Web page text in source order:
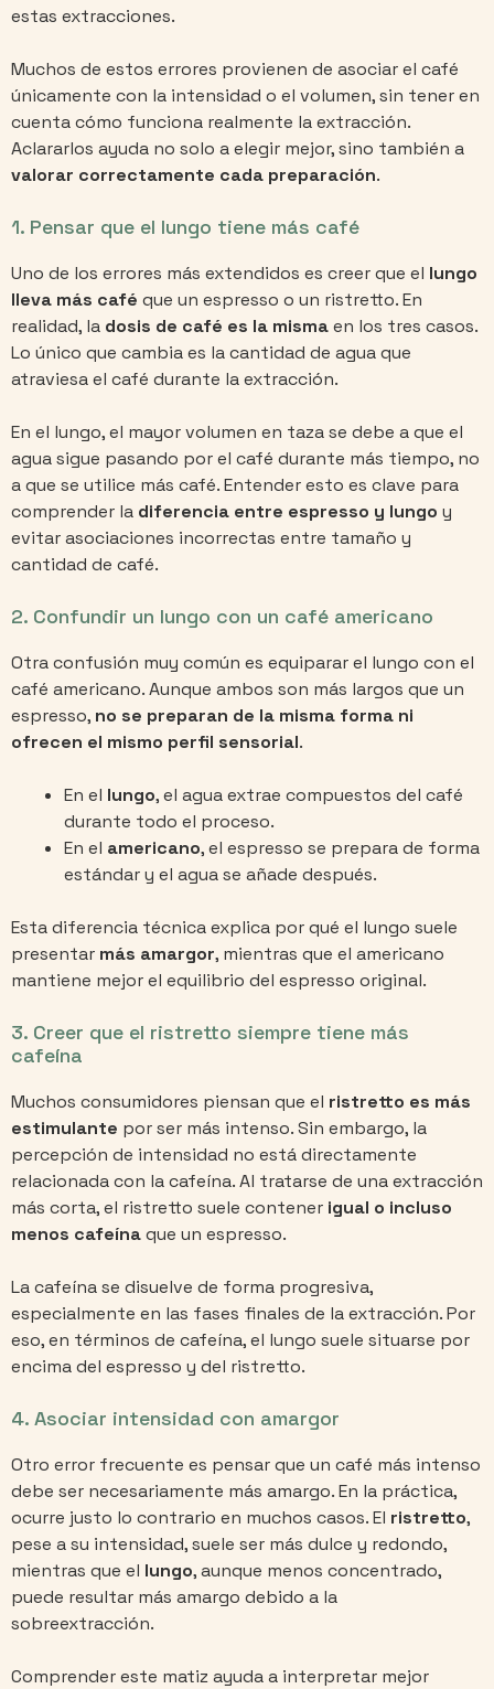
estas extracciones.
Muchos de estos errores provienen de asociar el café
únicamente con la intensidad o el volumen, sin tener en
cuenta cómo funciona realmente la extracción.
Aclararlos ayuda no solo a elegir mejor, sino también a
valorar correctamente cada preparación.
1. Pensar que el lungo tiene más café
Uno de los errores más extendidos es creer que el lungo
lleva más café que un espresso o un ristretto. En
realidad, la dosis de café es la mismaen los tres casos.
Lo único que cambia es la cantidad de agua que
atraviesa el café durante la extracción.
En el lungo, el mayor volumen en taza se debe a que el
agua sigue pasando por el café durante más tiempo, no
a que se utilice más café. Entender esto es clave para
comprender la diferencia entre espresso y lungo y
evitar asociaciones incorrectas entre tamaño y
cantidad de café.
2. Confundir un lungo con un café americano
Otra confusión muy común es equiparar el lungo con el
café americano. Aunque ambos son más largos que un
espresso, no se preparan de la misma forma ni
ofrecen el mismo perfil sensorial.
En el lungo, el agua extrae compuestos del café
durante todo el proceso.
En el americano, el espresso se prepara de forma
estándar y el agua se añade después.
Esta diferencia técnica explica por qué el lungo suele
presentar más amargor, mientras que el americano
mantiene mejor el equilibrio del espresso original.
3. Creer que el ristretto siempre tiene más
cafeína
Muchos consumidores piensan que el ristretto es más
estimulante por ser más intenso. Sin embargo, la
percepción de intensidad no está directamente
relacionada con la cafeína. Al tratarse de una extracción
más corta, el ristretto suele contener igual o incluso
menos cafeínaque un espresso.
La cafeína se disuelve de forma progresiva,
especialmente en las fases finales de la extracción. Por
eso, en términos de cafeína, el lungo suele situarse por
encima del espresso y del ristretto.
4. Asociar intensidad con amargor
Otro error frecuente es pensar que un café más intenso
debe ser necesariamente más amargo. En la práctica,
ocurre justo lo contrario en muchos casos. El ristretto,
pese a su intensidad, suele ser más dulce y redondo,
mientras que el lungo, aunque menos concentrado,
puede resultar más amargo debido a la
sobreextracción.
Comprender este matiz ayuda a interpretar mejor